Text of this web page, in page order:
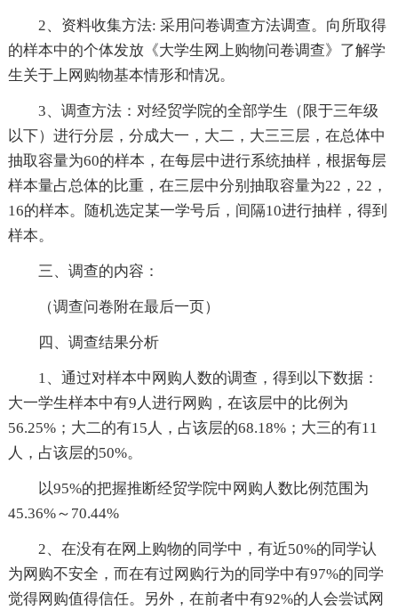
2、资料收集方法: 采用问卷调查方法调查。向所取得
的样本中的个体发放《大学生网上购物问卷调查》了解学
生关于上网购物基本情形和情况。
3、调查方法：对经贸学院的全部学生（限于三年级
以下）进行分层，分成大一，大二，大三三层，在总体中
抽取容量为60的样本，在每层中进行系统抽样，根据每层
样本量占总体的比重，在三层中分别抽取容量为22，22，
16的样本。随机选定某一学号后，间隔10进行抽样，得到
样本。
三、调查的内容：
（调查问卷附在最后一页）
四、调查结果分析
1、通过对样本中网购人数的调查，得到以下数据：
大一学生样本中有9人进行网购，在该层中的比例为
56.25%；大二的有15人，占该层的68.18%；大三的有11
人，占该层的50%。
以95%的把握推断经贸学院中网购人数比例范围为
45.36%～70.44%
2、在没有在网上购物的同学中，有近50%的同学认
为网购不安全，而在有过网购行为的同学中有97%的同学
觉得网购值得信任。另外，在前者中有92%的人会尝试网